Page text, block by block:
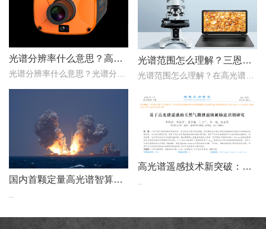
光谱分辨率什么意思？高光谱成像仪光谱分辨率范围多少？ 光谱范围怎么理解？三恩时高光谱成像仪光谱范围是多少nm？
国内首颗定量高光谱智算卫星成功入轨
高光谱遥感技术新突破：为天然气管道“微泄露”戴上“光谱眼镜”